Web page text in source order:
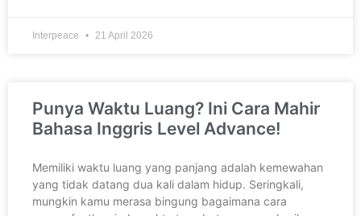
Interpeace 21 April 2026
Punya Waktu Luang? Ini Cara Mahir
Bahasa Inggris Level Advance!
Memiliki waktu luang yang panjang adalah kemewahan
yang tidak datang dua kali dalam hidup. Seringkali,
mungkin kamu merasa bingung bagaimana cara